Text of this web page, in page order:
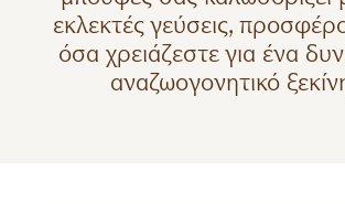
εκλεκτές γεύσεις,
όσα χρειάζεστε για ένα
αναζωογονητικό